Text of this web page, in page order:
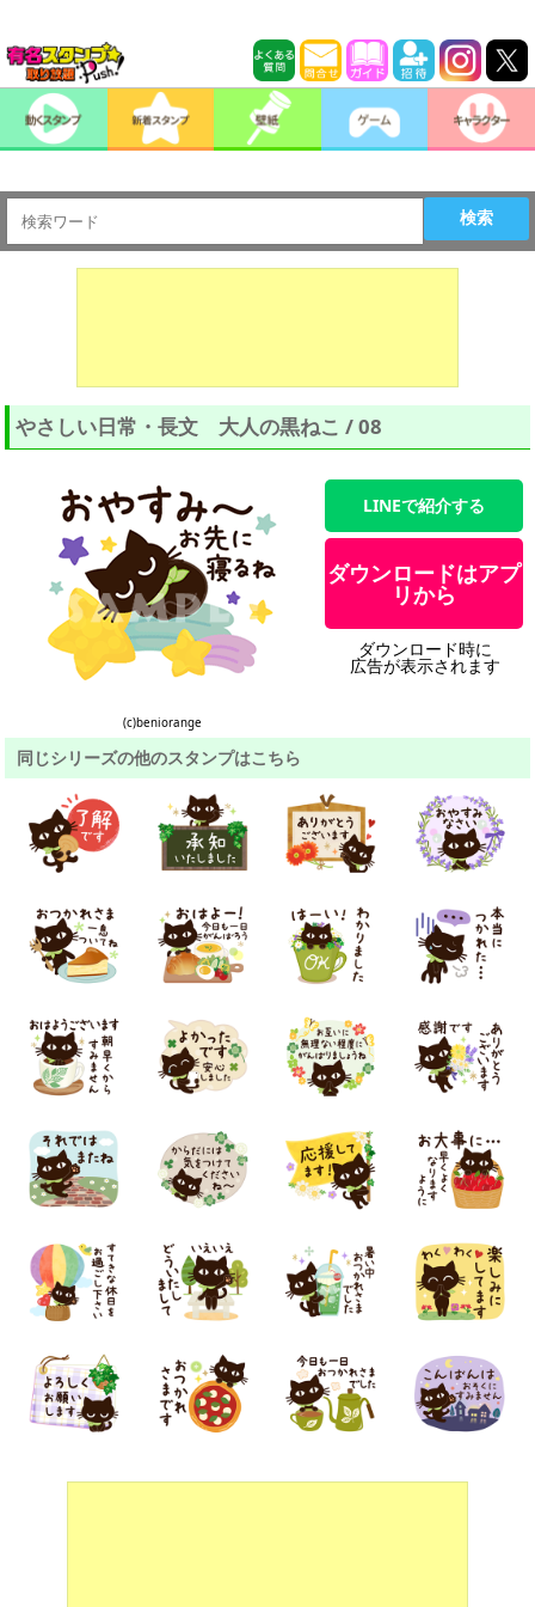
検索
やさしい日常・長文 大人の黒ねこ / 08
(c)beniorange
LINEで紹介する
ダウンロードはアプ
リから
ダウンロード時に
広告が表示されます
同じシリーズの他のスタンプはこちら